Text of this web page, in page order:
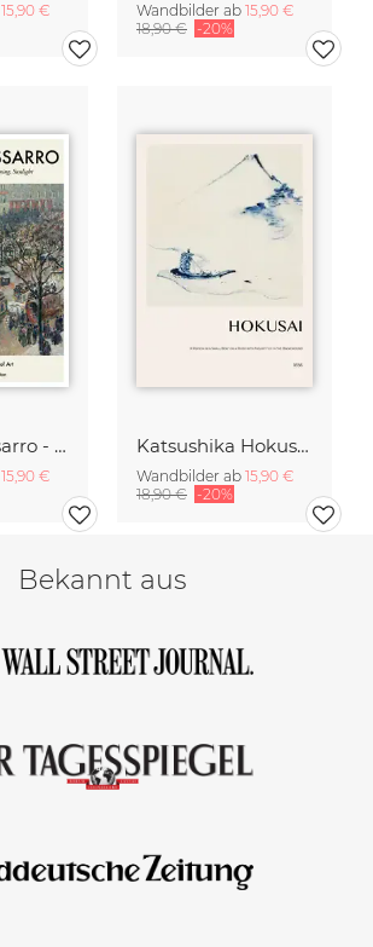
15,90 €
Wandbilder ab 15,90 €
18,90 € -20%
Camille Pissarro - Boulevard of the Italians Paris
15,90 €
Katsushika Hokusai - A Small Person in a Boat with Mount Fuji
Wandbilder ab 15,90 €
18,90 € -20%
Bekannt aus